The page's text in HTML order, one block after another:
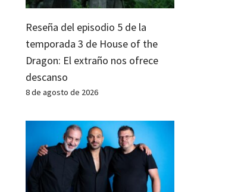
Reseña del episodio 5 de la
temporada 3 de House of the
Dragon: El extraño nos ofrece
descanso
8 de agosto de 2026